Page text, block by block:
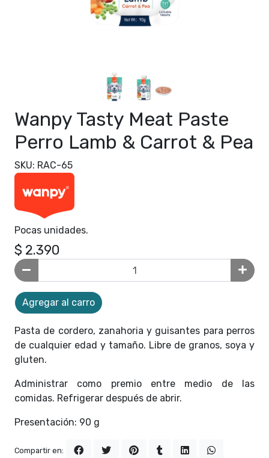
Wanpy Tasty Meat Paste
Perro Lamb & Carrot & Pea
SKU: RAC-65
Pocas unidades.
$ 2.390
Agregar al carro
Pasta de cordero, zanahoria y guisantes para perros
de cualquier edad y tamaño. Libre de granos, soya y
gluten.
Administrar como premio entre medio de las
comidas. Refrigerar después de abrir.
Presentación: 90 g
Compartir en: